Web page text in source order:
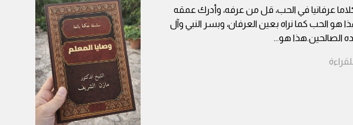
عرفانيا في الحب، قل من عرفه، وأدرك عمقه
هو الحب كما نراه بعين العرفان، وبسر النبي وآل
الصالحين.هذا هو...